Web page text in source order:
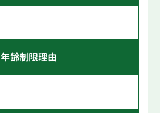
年齢制限理由